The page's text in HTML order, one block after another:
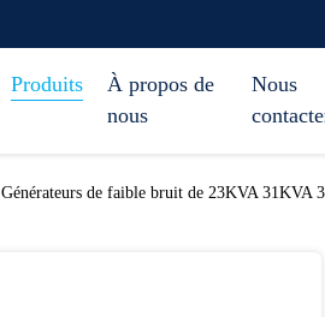
Produits
À propos de
nous
Nous
Générateurs de faible bruit de 23KVA